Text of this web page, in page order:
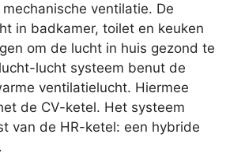
ventilatie. De
in badkamer, toilet en keuken
om de lucht in huis gezond te
lucht systeem benut de
ventilatielucht. Hiermee
de CV-ketel. Het systeem
van de HR-ketel: een hybride